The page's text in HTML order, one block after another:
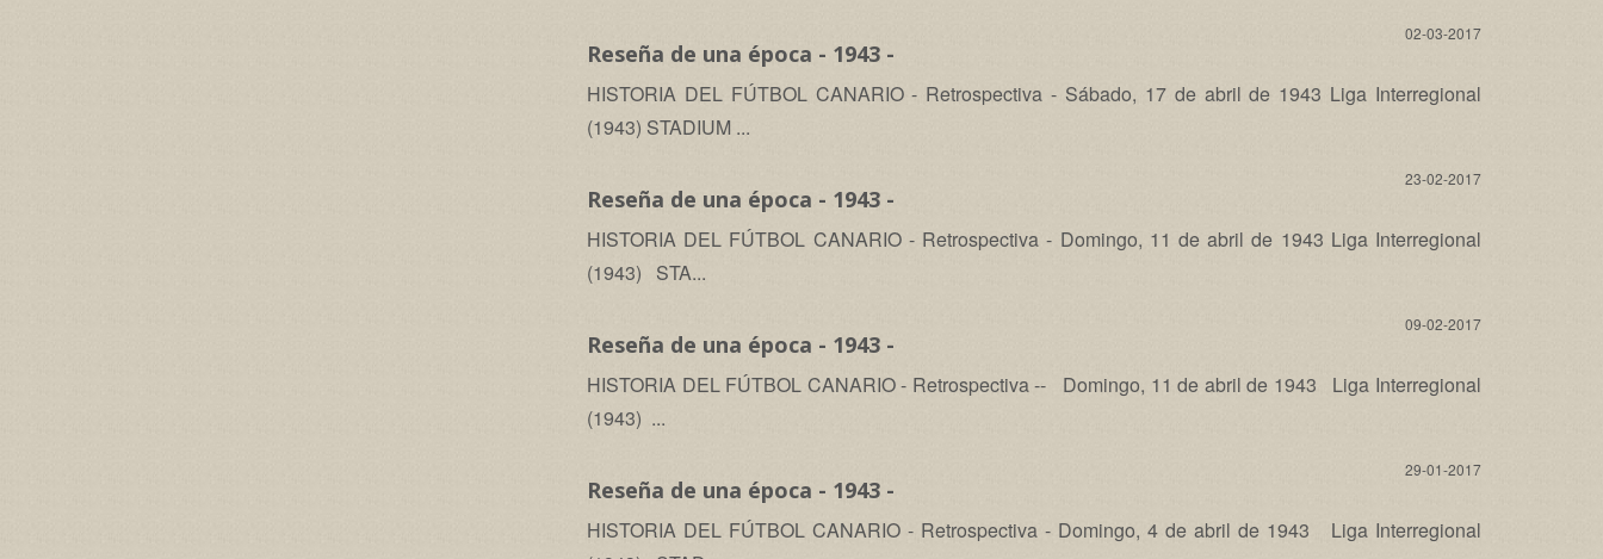
02-03-2017
Reseña de una época - 1943 -
HISTORIA DEL FÚTBOL CANARIO - Retrospectiva - Sábado, 17 de abril de 1943 Liga Interregional
(1943) STADIUM ...
23-02-2017
Reseña de una época - 1943 -
HISTORIA DEL FÚTBOL CANARIO - Retrospectiva - Domingo, 11 de abril de 1943 Liga Interregional
(1943) STA...
09-02-2017
Reseña de una época - 1943 -
HISTORIA DEL FÚTBOL CANARIO - Retrospectiva -- Domingo, 11 de abril de 1943 Liga Interregional
(1943) ...
29-01-2017
Reseña de una época - 1943 -
HISTORIA DEL FÚTBOL CANARIO - Retrospectiva - Domingo, 4 de abril de 1943 Liga Interregional